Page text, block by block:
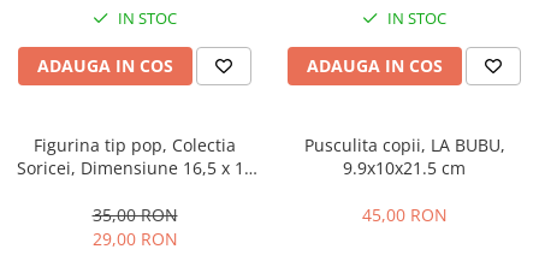
Veste bebe
Ciorapi
Bluze si pulovere
Veste bebe
Pantaloni de exterior
Articole mamici
Jucarii tip Montessori
Mingii
Jucarii de nisip
Incaltaminte de panza
IN STOC
ADAUGA IN COS
IN STOC
ADAUGA IN COS
Figurina tip pop, Colectia
Soricei, Dimensiune 16,5 x 12
35,00 RON
29,00 RON
Pusculita copii, LA BUBU,
9.9x10x21.5 cm
45,00 RON